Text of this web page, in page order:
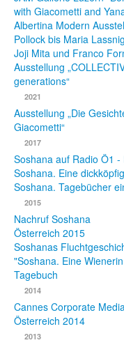
& Projekte
Fotos
with Giacometti and
Albertina Modern
Pollock bis Maria
Joji Mita und Franco
Ausstellung
generations“
2021
Ausstellung „Die
Giacometti“
2017
Soshana auf Radio Ö1 -
Soshana. Eine
Soshana. Tagebücher
2015
Nachruf Soshana
Österreich 2015
Soshanas
"Soshana. Eine
Tagebuch
2014
Cannes Corporate
Österreich 2014
2013